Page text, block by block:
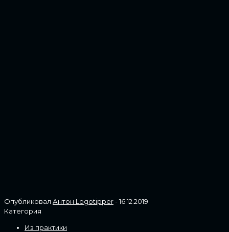
Опубликовал Антон Logotipper-16.12.2019
Категория
Из практики